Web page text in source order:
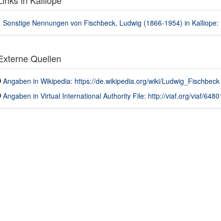
Sonstige Nennungen von Fischbeck, Ludwig (1866-1954) in Kalliope:
Quellen
Angaben in Wikipedia: https://de.wikipedia.org/wiki/Ludwig_Fischbeck
Angaben in Virtual International Authority File: http://viaf.org/viaf/